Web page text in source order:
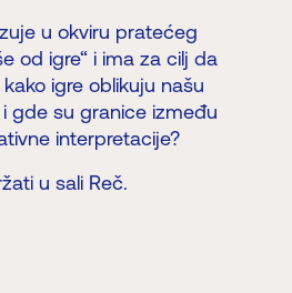
u okviru pratećeg
od igre“ i ima za cilj da
igre oblikuju našu
gde su granice između
interpretacije?
u sali Reč.